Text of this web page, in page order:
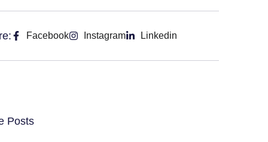
Facebook Instagram Linkedin
Posts